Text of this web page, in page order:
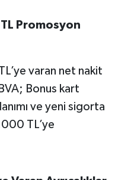
Promosyon
varan net nakit
Bonus kart
ve yeni sigorta
TL’ye